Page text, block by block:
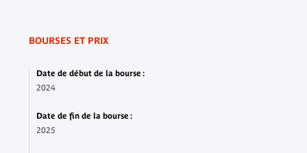
BOURSES ET PRIX
Date de début de la bourse :
2024
Date de fin de la bourse :
2025